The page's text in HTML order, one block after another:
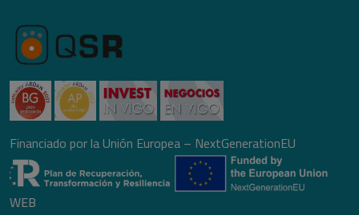
Financiado por la Unión Europea – NextGenerationEU
WEB